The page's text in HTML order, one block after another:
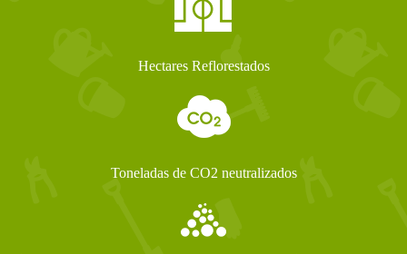
Hectares Reflorestados
Toneladas de CO2 neutralizados